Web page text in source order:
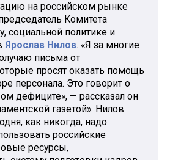
на российском рынке
Комитета
социальной политике и
Ярослав Нилов. «Я за многие
письма от
просят оказать помощь
персонала. Это говорит о
дефиците», — рассказал он
газетой». Нилов
как никогда, надо
российские
ресурсы,